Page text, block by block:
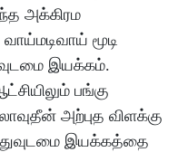
அக்கிரம
மூடி
இயக்கம்.
பங்கு
அற்புத விளக்கு
இயக்கத்தை